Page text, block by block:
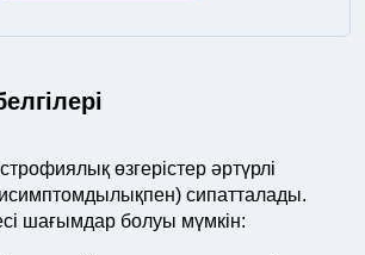
өзгерістер әртүрлі
сипатталады.
шағымдар болуы мүмкін: